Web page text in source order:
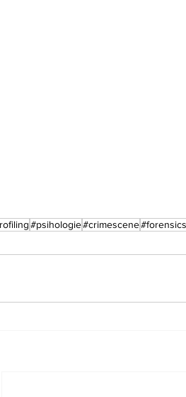
#psihologie#crimescene